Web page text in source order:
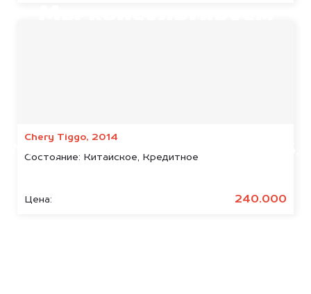
Chery Tiggo, 2014
Состояние: Китайское, Кредитное
Цена: 240.000
Мы купим ваше авто на 20.000 руб.